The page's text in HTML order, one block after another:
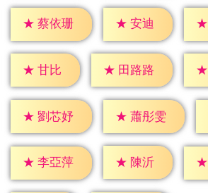
★ 蔡依珊 ★ 安迪 ★
★ 甘比 ★ 田路路 ★
★ 劉芯妤 ★ 蕭彤雯
★ 李亞萍 ★ 陳沂 ★